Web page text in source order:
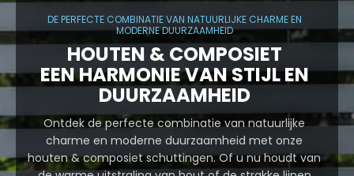
DE PERFECTE COMBINATIE VAN NATUURLIJKE CHARME EN
MODERNE DUURZAAMHEID
HOUTEN & COMPOSIET
EEN HARMONIE VAN STIJL EN
DUURZAAMHEID
Ontdek de perfecte combinatie van natuurlijke
charme en moderne duurzaamheid met onze
houten & composiet schuttingen. Of u nu houdt van